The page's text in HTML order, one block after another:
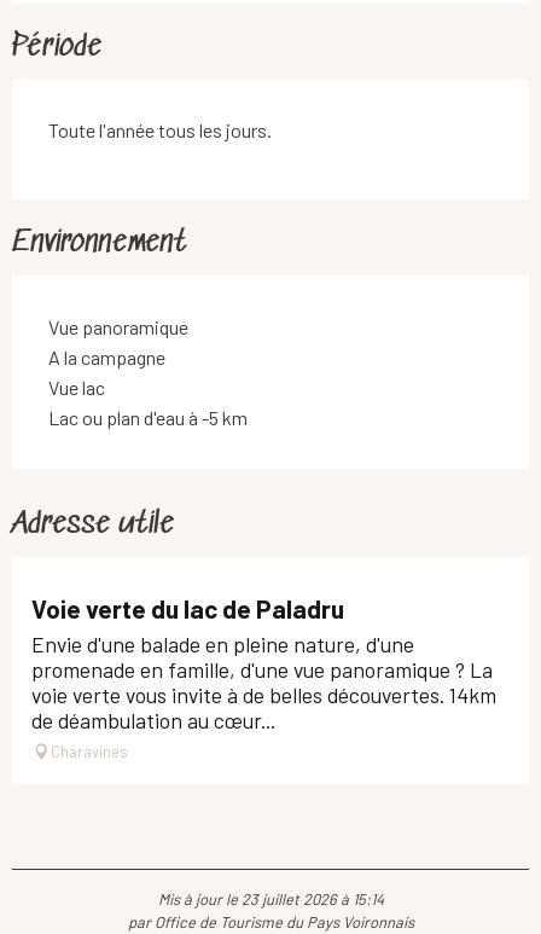
Période
Toute l'année tous les jours.
Environnement
Vue panoramique
A la campagne
Vue lac
Lac ou plan d'eau à -5 km
Adresse utile
Voie verte du lac de Paladru
Envie d'une balade en pleine nature, d'une
promenade en famille, d'une vue panoramique ? La
voie verte vous invite à de belles découvertes. 14km
de déambulation au cœur...
Charavines
Mis à jour le 23 juillet 2026 à 15:14
par Office de Tourisme du Pays Voironnais